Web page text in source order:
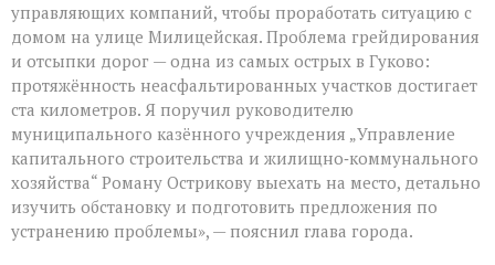
управляющих компаний, чтобы проработать ситуацию с
домом на улице Милицейская. Проблема грейдирования
и отсыпки дорог — одна из самых острых в Гуково:
протяжённость неасфальтированных участков достигает
ста километров. Я поручил руководителю
муниципального казённого учреждения „Управление
капитального строительства и жилищно‑коммунального
хозяйства“ Роману Острикову выехать на место, детально
изучить обстановку и подготовить предложения по
устранению проблемы», — пояснил глава города.